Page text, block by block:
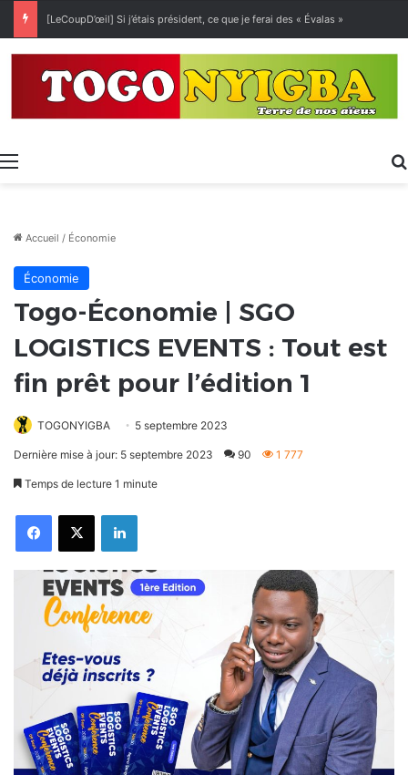
[LeCoupD’œil] Si j’étais président, ce que je ferai des « Évalas »
Menu
Accueil / Économie
Économie
Togo-Économie | SGO
LOGISTICS EVENTS : Tout est
fin prêt pour l’édition 1
TOGONYIGBA 5 septembre 2023
Dernière mise à jour: 5 septembre 2023 90 1 777
Temps de lecture 1 minute
FacebookX Linkedin